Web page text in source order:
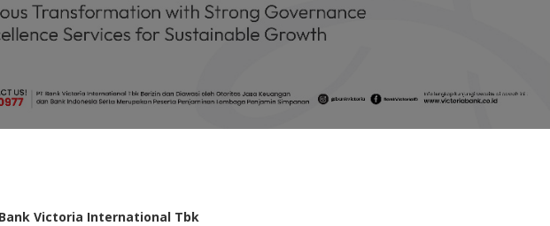
Victoria International Tbk